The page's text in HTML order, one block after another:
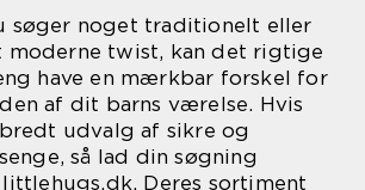
søger noget traditionelt eller
moderne twist, kan det rigtige
have en mærkbar forskel for
af dit barns værelse. Hvis
udvalg af sikre og
så lad din søgning
Deres sortiment